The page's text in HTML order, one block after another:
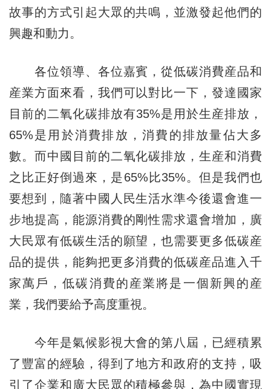
故事的方式引起大眾的共鳴，並激發起他們的
興趣和動力。
各位領導、各位嘉賓，從低碳消費産品和
産業方面來看，我們可以對比一下，發達國家
目前的二氧化碳排放有35%是用於生産排放，
65%是用於消費排放，消費的排放量佔大多
數。而中國目前的二氧化碳排放，生産和消費
之比正好倒過來，是65%比35%。但是我們也
要想到，隨著中國人民生活水準今後還會進一
步地提高，能源消費的剛性需求還會增加，廣
大民眾有低碳生活的願望，也需要更多低碳産
品的提供，能夠把更多消費的低碳産品進入千
家萬戶，低碳消費的産業將是一個新興的産
業，我們要給予高度重視。
今年是氣候影視大會的第八屆，已經積累
了豐富的經驗，得到了地方和政府的支持，吸
引了企業和廣大民眾的積極參與，為中國實現